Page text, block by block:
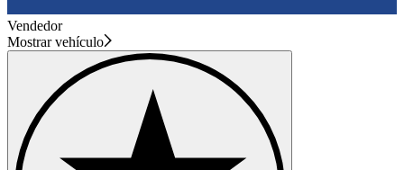
Vendedor
Mostrar vehículo